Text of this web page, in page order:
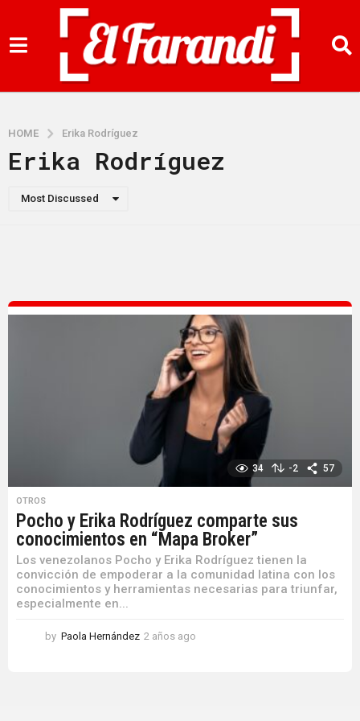
HOME Erika Rodríguez
Erika Rodríguez
Most Discussed
34 -2 57
OTROS
Pocho y Erika Rodríguez comparte sus
conocimientos en “Mapa Broker”
Los venezolanos Pocho y Erika Rodríguez tienen la
convicción de empoderar a la comunidad latina con los
conocimientos y herramientas necesarias para triunfar,
especialmente en...
by Paola Hernández 2 años ago